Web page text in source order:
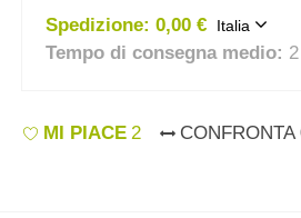
Spedizione: 0,00 € Italia
Tempo di consegna medio:
MI PIACE 2 CONFRONTA